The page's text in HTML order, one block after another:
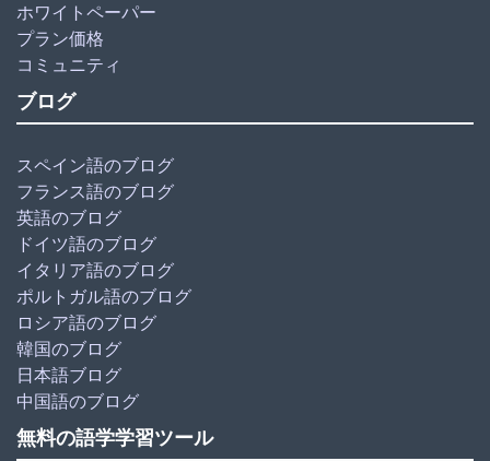
ホワイトペーパー
プラン価格
コミュニティ
ブログ
スペイン語のブログ
フランス語のブログ
英語のブログ
ドイツ語のブログ
イタリア語のブログ
ポルトガル語のブログ
ロシア語のブログ
韓国のブログ
日本語ブログ
中国語のブログ
無料の語学学習ツール